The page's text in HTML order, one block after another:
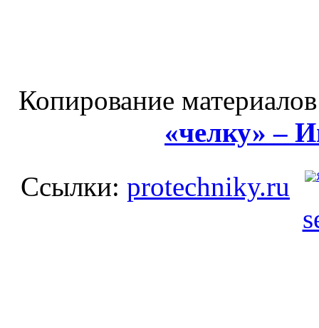
Копирование
«челку» –
Ссылки: protechniky.ru